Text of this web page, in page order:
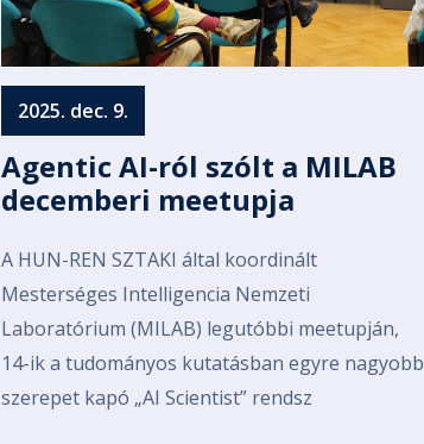
2025. dec. 9.
Agentic AI-ról szólt a MILAB
decemberi meetupja
A HUN-REN SZTAKI által koordinált
Mesterséges Intelligencia Nemzeti
Laboratórium (MILAB) legutóbbi meetupján,
14-ik a tudományos kutatásban egyre nagyobb
szerepet kapó „AI Scientist” rendsz